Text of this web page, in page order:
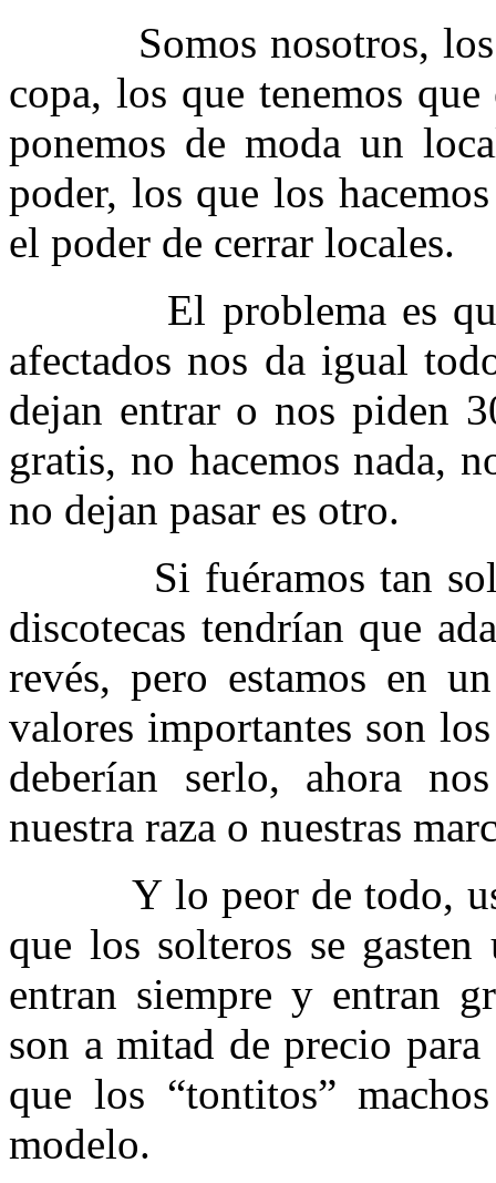
Somos nosotros, los
copa, los que tenemos
ponemos de moda un
poder, los que los
el poder de cerrar locales.
El problema es que
afectados nos da igual
dejan entrar o nos piden
gratis, no hacemos nada,
no dejan pasar es otro.
Si fuéramos tan
discotecas tendrían que
revés, pero estamos en
valores importantes son
deberían serlo, ahora
nuestra raza o nuestras
Y lo peor de todo,
que los solteros se
entran siempre y entran
son a mitad de precio
que los “tontitos”
modelo.